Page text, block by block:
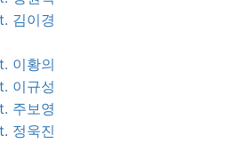
김이경
이황의
이규성
주보영
정욱진